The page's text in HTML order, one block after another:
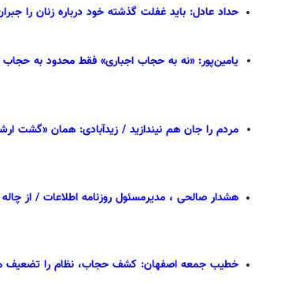
حداد عادل: باید غفلت گذشته خود درباره زنان را
یامین‌پور: «نه به حجاب اجباری» فقط محدود به
مردم را جان هم نیندازید / زیدآبادی: همان «گشت
هشدار صالحی ، مدیرمسئول روزنامه اطلاعات / از
خطیب جمعه اصفهان: کشف حجاب، نظام را تضعیف